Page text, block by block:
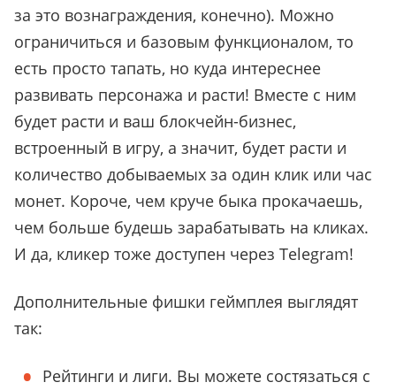
за это вознаграждения, конечно). Можно
ограничиться и базовым функционалом, то
есть просто тапать, но куда интереснее
развивать персонажа и расти! Вместе с ним
будет расти и ваш блокчейн-бизнес,
встроенный в игру, а значит, будет расти и
количество добываемых за один клик или час
монет. Короче, чем круче быка прокачаешь,
чем больше будешь зарабатывать на кликах.
И да, кликер тоже доступен через Telegram!
Дополнительные фишки геймплея выглядят
так:
Рейтинги и лиги. Вы можете состязаться с